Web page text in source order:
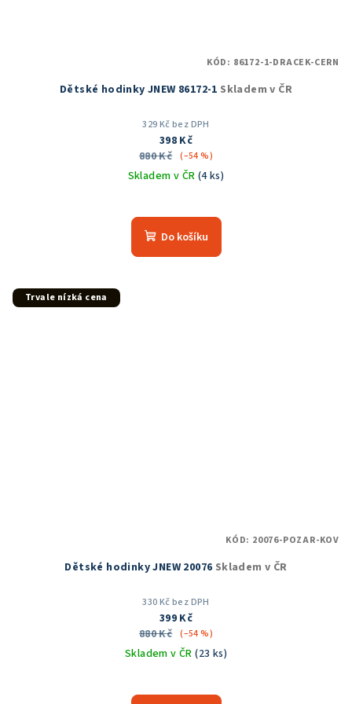
Dětské hodinky JNEW 86172-1 Skladem v ČR
329 Kč bez DPH
398 Kč
880 Kč (–54 %)
Skladem v ČR (4 ks)
Do košíku
KÓD: 86172-1-DRACEK-CERN
Trvale nízká cena
Dětské hodinky JNEW 20076 Skladem v ČR
330 Kč bez DPH
399 Kč
880 Kč (–54 %)
Skladem v ČR(23 ks)
hodnocení
KÓD: 20076-POZAR-KOV